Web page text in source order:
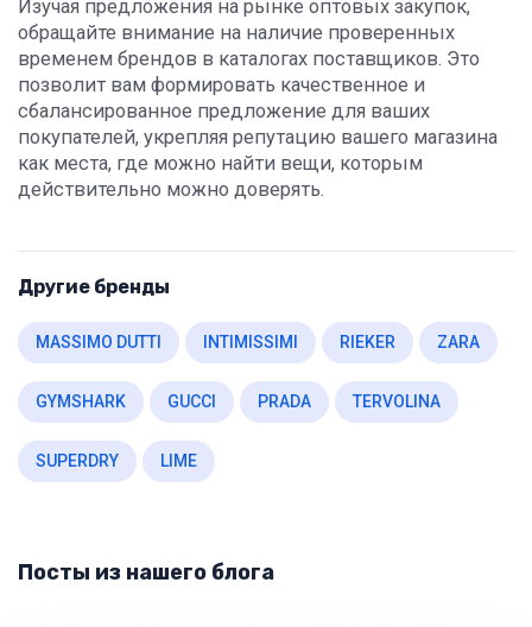
Изучая предложения на рынке оптовых закупок,
обращайте внимание на наличие проверенных
временем брендов в каталогах поставщиков. Это
позволит вам формировать качественное и
сбалансированное предложение для ваших
покупателей, укрепляя репутацию вашего магазина
как места, где можно найти вещи, которым
действительно можно доверять.
Другие бренды
MASSIMO DUTTI INTIMISSIMI RIEKER ZARA
GYMSHARK GUCCI PRADA TERVOLINA
SUPERDRY LIME
Посты из нашего блога